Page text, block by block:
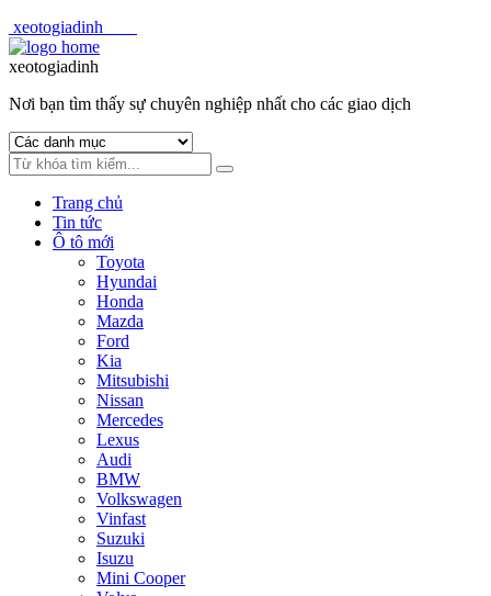
xeotogiadinh
Skip
to
Skip
to
xeotogiadinh
Nơi bạn tìm thấy sự chuyên nghiệp nhất cho các giao dịch
Trang chủ
Tin tức
Ô tô mới
Toyota
Hyundai
Honda
Mazda
Ford
Kia
Mitsubishi
Nissan
Mercedes
Lexus
Audi
BMW
Volkswagen
Vinfast
Suzuki
Isuzu
Mini Cooper